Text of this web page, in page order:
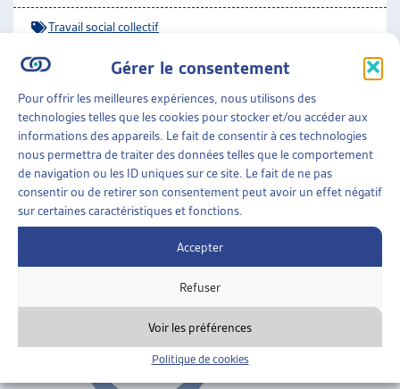
Gérer le consentement
Pour offrir les meilleures expériences, nous utilisons des
technologies telles que les cookies pour stocker et/ou accéder aux
informations des appareils. Le fait de consentir à ces technologies
nous permettra de traiter des données telles que le comportement
de navigation ou les ID uniques sur ce site. Le fait de ne pas
consentir ou de retirer son consentement peut avoir un effet négatif
sur certaines caractéristiques et fonctions.
Accepter
Refuser
Voir les préférences
Politique de cookies
Travail social collectif
PERSPECTIVES»TRAVAIL SOCIAL»TRAVAIL SOCIAL
TRAVAILLEUR SOCIAL POUR RÉTABLIR DES
TERRAINS DE MÉDIATION ENTRE L’INDIVIDUEL ET
LE COLLECTIF
Florence Nater et Barbara Zbinden, dossier du mois,
mars 2015